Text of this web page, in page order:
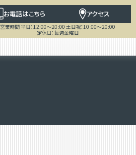
お電話はこちら アクセス
営業時間 平日：12:00～20:00 土日祝：10:00～20:00
定休日：毎週金曜日